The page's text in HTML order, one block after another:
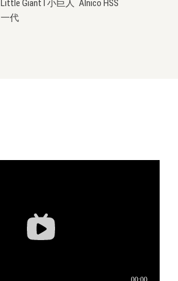
Little Giant I 小巨人
一代
Alnico HSS